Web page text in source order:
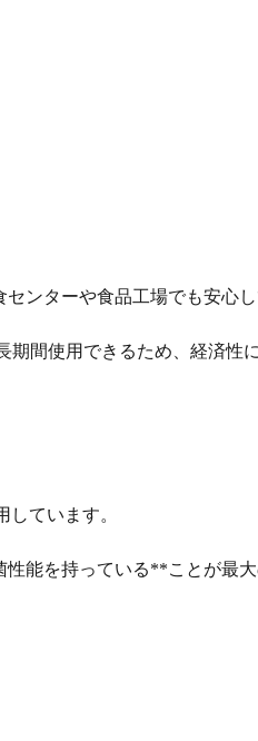
ンターや食品工場でも安心し
間使用できるため、経済性
ています。
能を持っている**ことが最大